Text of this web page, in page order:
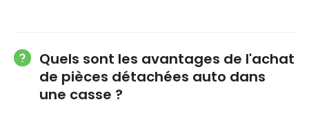
Quels sont les avantages de l'achat
de pièces détachées auto dans
une casse ?